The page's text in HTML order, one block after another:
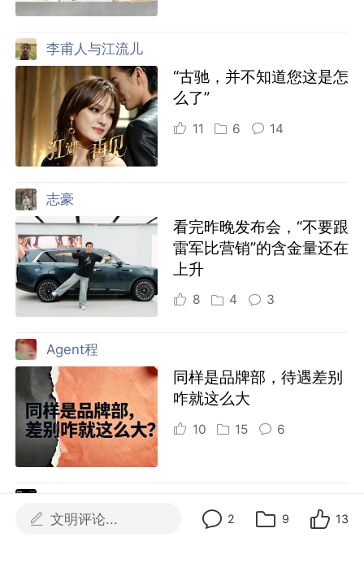
李甫人与江流儿
“古驰，并不知道您这是怎
么了”
11 6 14
志豪
看完昨晚发布会，“不要跟
雷军比营销”的含金量还在
上升
8 4 3
Agent程
同样是品牌部，待遇差别
咋就这么大
10 15 6
文明评论...
2 9 13